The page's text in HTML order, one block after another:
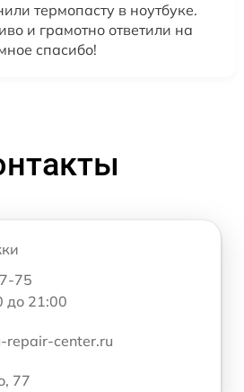
термопасту в ноутбуке.
и грамотно ответили на
спасибо!
75
до 21:00
repair-center.ru
77